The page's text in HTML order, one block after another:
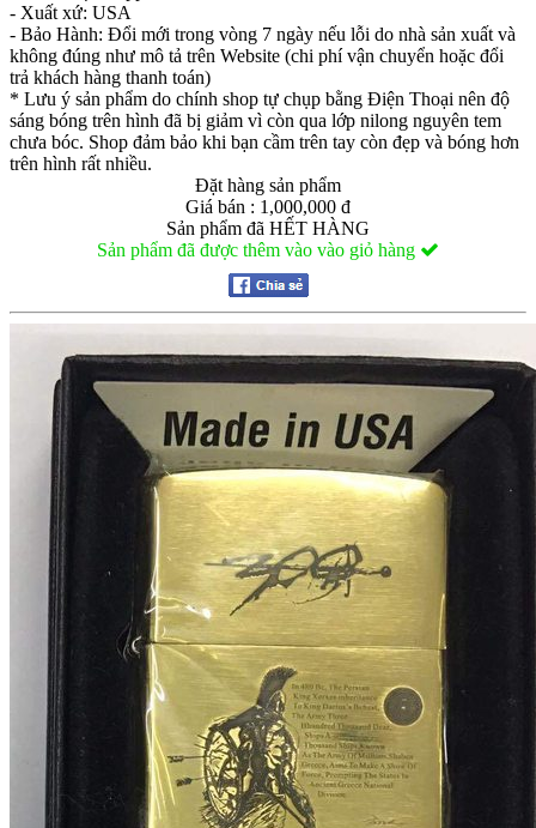
- Xuất xứ: USA
- Bảo Hành: Đổi mới trong vòng 7 ngày nếu lỗi do nhà sản xuất và
không đúng như mô tả trên Website (chi phí vận chuyển hoặc đổi
trả khách hàng thanh toán)
* Lưu ý sản phẩm do chính shop tự chụp bằng Điện Thoại nên độ
sáng bóng trên hình đã bị giảm vì còn qua lớp nilong nguyên tem
chưa bóc. Shop đảm bảo khi bạn cầm trên tay còn đẹp và bóng hơn
trên hình rất nhiều.
Đặt hàng sản phẩm
Giá bán : 1,000,000 đ
Sản phẩm đã HẾT HÀNG
Sản phẩm đã được thêm vào vào giỏ hàng